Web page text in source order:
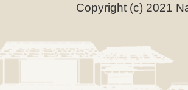
Copyright (c) 2021